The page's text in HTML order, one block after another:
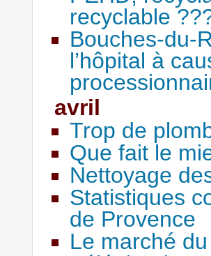
recyclable
Bouches-du-
l’hôpital à
avril
Trop de
Que fait le
Nettoyage
Statistiques
de Provence
Le marché